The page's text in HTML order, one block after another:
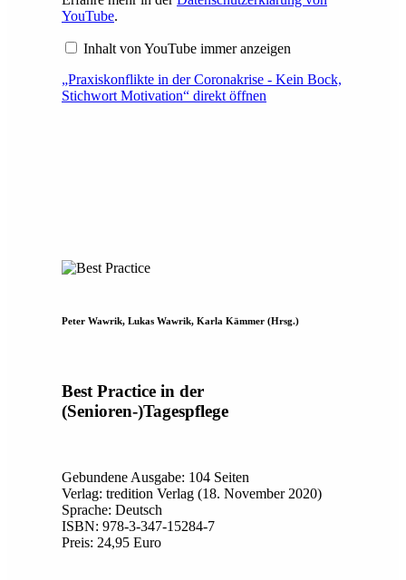
YouTube.
Inhalt von YouTube immer anzeigen
„Praxiskonflikte in der Coronakrise - Kein Bock,
Stichwort Motivation“ direkt öffnen
Peter Wawrik, Lukas Wawrik, Karla Kämmer (Hrsg.)
Best Practice in der
(Senioren-)Tagespflege
Gebundene Ausgabe: 104 Seiten
Verlag: tredition Verlag (18. November 2020)
Sprache: Deutsch
ISBN: 978-3-347-15284-7
Preis: 24,95 Euro